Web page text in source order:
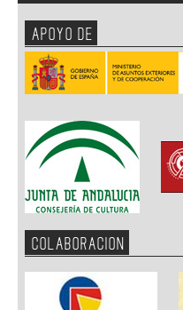
APOYO DE
COLABORACION